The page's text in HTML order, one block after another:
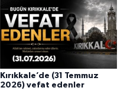
Kırıkkale’de (31 Temmuz
2026) vefat edenler